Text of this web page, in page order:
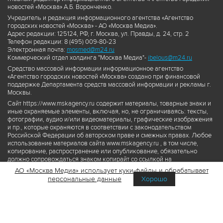
новостей «Москва» А.Б. Воронченко.
Учредитель и редакция информационного агентства «Агентство
городских новостей «Москва» - АО «Москва Медиа».
Адрес редакции: 125124, РФ, г. Москва, ул. Правды, д. 24, стр. 2
Телефон редакции: 8 (495) 009-80-23
Электронная почта: mosmed@m24.ru
Коммерческий отдел холдинга "Москва Медиа"- ibelous@m24.ru
Средство массовой информации информационное агентство
«Агентство городских новостей «Москва» создано при финансовой
поддержке Департамента средств массовой информации и рекламы г.
Москвы.
Сайт https://www.mskagency.ru содержит материалы, товарные знаки и
иные охраняемые элементы, включая, но, не ограничиваясь: тексты,
фотографии, аудио и/или видеоматериалы, графические изображения
и пр., которые охраняются в соответствии с законодательством
Российской Федерации об авторском праве и смежных правах. Любое
использование материалов сайта www.mskagency.ru , в том числе,
копирование, распространение или опубликование, обязательно
должно сопровождаться знаком копирайт со ссылкой на
правообладателя © АО «Москва Медиа», а также гиперссылкой на сайт
www.mskagency.ru как на первоисточник информации. Переработка
материалов сайта www.mskagency.ru не допускается.
АО «Москва Медиа» использует куки-файлы и обрабатывает
персональные данные
Хорошо